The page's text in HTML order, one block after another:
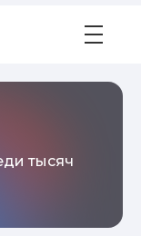
тысяч